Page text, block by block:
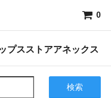
0
プスストアアネックス
検索